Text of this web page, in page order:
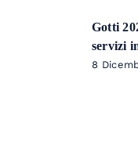
Gotti
servizi
8